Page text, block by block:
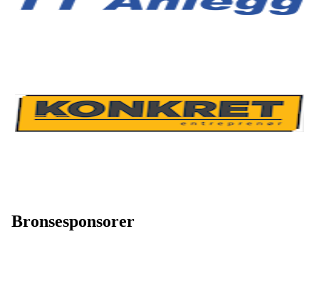
Bronsesponsorer